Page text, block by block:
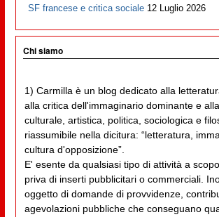
SF francese e critica sociale 12 Luglio 2026
Chi siamo
1) Carmilla è un blog dedicato alla
alla critica dell'immaginario dominante e
culturale, artistica, politica, sociologica e
riassumibile nella dicitura: “letteratura,
cultura d'opposizione”.
E' esente da qualsiasi tipo di attività a
priva di inserti pubblicitari o commerciali.
oggetto di domande di provvidenze,
agevolazioni pubbliche che conseguano